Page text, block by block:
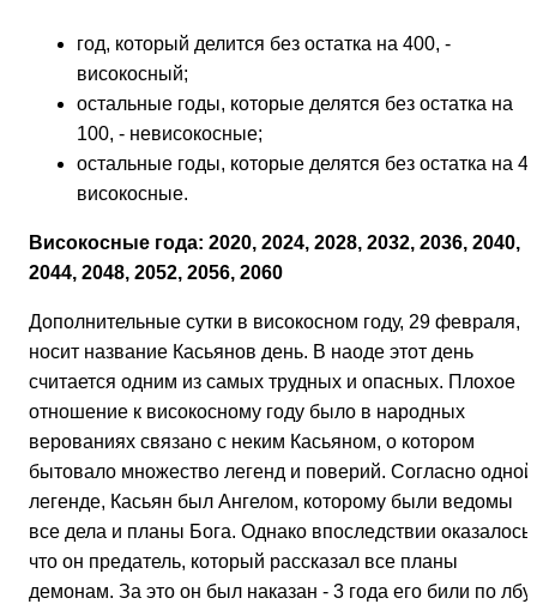
год, который делится без остатка на 400, -
високосный;
остальные годы, которые делятся без остатка на
100, - невисокосные;
остальные годы, которые делятся без остатка на 4,
високосные.
Високосные года: 2020, 2024, 2028, 2032, 2036, 2040,
2044, 2048, 2052, 2056, 2060
Дополнительные сутки в високосном году, 29 февраля,
носит название Касьянов день. В наоде этот день
считается одним из самых трудных и опасных. Плохое
отношение к високосному году было в народных
верованиях связано с неким Касьяном, о котором
бытовало множество легенд и поверий. Согласно одной
легенде, Касьян был Ангелом, которому были ведомы
все дела и планы Бога. Однако впоследствии оказалось,
что он предатель, который рассказал все планы
демонам. За это он был наказан - 3 года его били по лбу,